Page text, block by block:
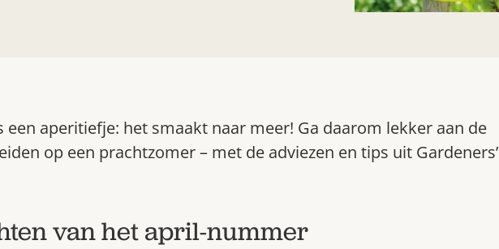
aperitiefje: het smaakt naar meer! Ga daarom lekker aan de
op een prachtzomer – met de adviezen en tips uit Gardeners’
van het april-nummer